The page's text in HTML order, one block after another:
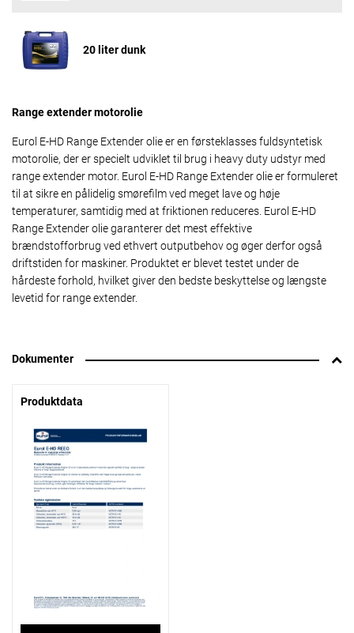
20 liter dunk
Range extender motorolie
Eurol E-HD Range Extender olie er en førsteklasses fuldsyntetisk
motorolie, der er specielt udviklet til brug i heavy duty udstyr med
range extender motor. Eurol E-HD Range Extender olie er formuleret
til at sikre en pålidelig smørefilm ved meget lave og høje
temperaturer, samtidig med at friktionen reduceres. Eurol E-HD
Range Extender olie garanterer det mest effektive
brændstofforbrug ved ethvert outputbehov og øger derfor også
driftstiden for maskiner. Produktet er blevet testet under de
hårdeste forhold, hvilket giver den bedste beskyttelse og længste
levetid for range extender.
Dokumenter
Produktdata